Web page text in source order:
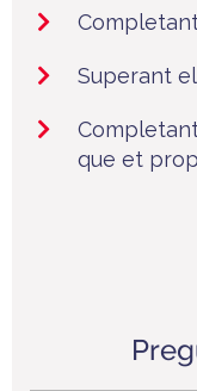
Superant
que et